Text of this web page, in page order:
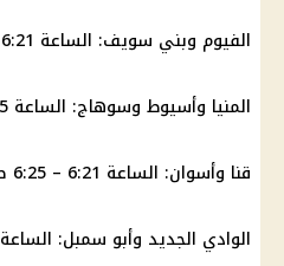
الفيوم وبني سويف: الساعة 6:21 – 6:22 صباحًا
المنيا وأسيوط وسوهاج: الساعة 6:25 صباحًا
قنا وأسوان: الساعة 6:21 – 6:25 صباحًا
الوادي الجديد وأبو سمبل: الساعة 6:33 – 6:34 صباحًا